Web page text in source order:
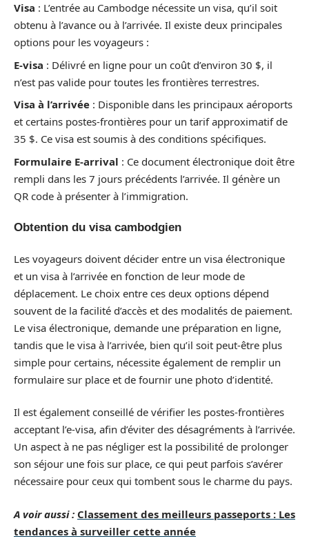
Visa : L’entrée au Cambodge nécessite un visa, qu’il soit
obtenu à l’avance ou à l’arrivée. Il existe deux principales
options pour les voyageurs :
E-visa : Délivré en ligne pour un coût d’environ 30 $, il
n’est pas valide pour toutes les frontières terrestres.
Visa à l’arrivée : Disponible dans les principaux aéroports
et certains postes-frontières pour un tarif approximatif de
35 $. Ce visa est soumis à des conditions spécifiques.
Formulaire E-arrival : Ce document électronique doit être
rempli dans les 7 jours précédents l’arrivée. Il génère un
QR code à présenter à l’immigration.
Obtention du visa cambodgien
Les voyageurs doivent décider entre un visa électronique
et un visa à l’arrivée en fonction de leur mode de
déplacement. Le choix entre ces deux options dépend
souvent de la facilité d’accès et des modalités de paiement.
Le visa électronique, demande une préparation en ligne,
tandis que le visa à l’arrivée, bien qu’il soit peut-être plus
simple pour certains, nécessite également de remplir un
formulaire sur place et de fournir une photo d’identité.
Il est également conseillé de vérifier les postes-frontières
acceptant l’e-visa, afin d’éviter des désagréments à l’arrivée.
Un aspect à ne pas négliger est la possibilité de prolonger
son séjour une fois sur place, ce qui peut parfois s’avérer
nécessaire pour ceux qui tombent sous le charme du pays.
A voir aussi : Classement des meilleurs passeports : Les
tendances à surveiller cette année